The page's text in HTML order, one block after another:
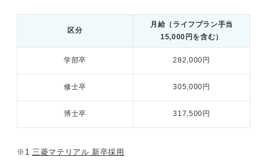
区分
月給（ライフプラン手当
15,000円を含む）
学部卒 282,000円
修士卒 305,000円
博士卒 317,500円
※1 三菱マテリアル 新卒採用